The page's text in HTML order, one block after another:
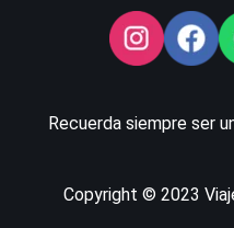
Recuerda siempre ser
Copyright © 2023